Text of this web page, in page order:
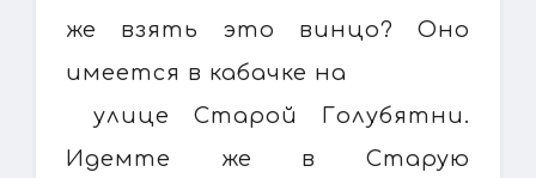
же взять это винцо? Оно
имеется в кабачке на
улице Старой Голубятни.
Идемте же в Старую